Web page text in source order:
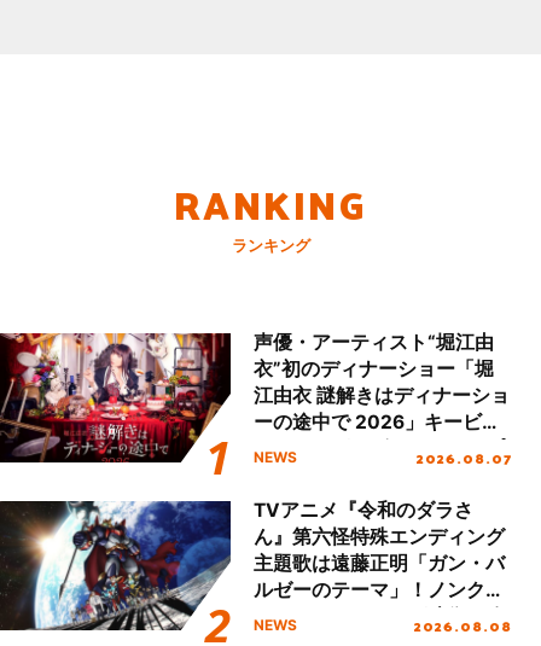
RANKING
ランキング
声優・アーティスト“堀江由
衣”初のディナーショー「堀
江由衣 謎解きはディナーショ
ーの途中で 2026」キービジ
ュアル＆グッズラインナップ
NEWS 2026.08.07
TVアニメ『令和のダラさ
ん』第六怪特殊エンディング
主題歌は遠藤正明「ガン・バ
ルゼーのテーマ」！ノンクレ
ジットエンディング映像も公
NEWS 2026.08.08